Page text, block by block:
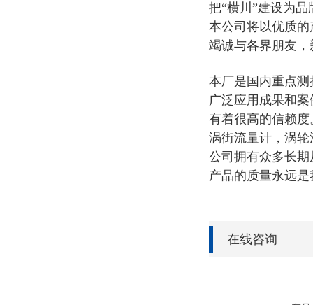
把“横川”建设为品
本公司将以优质
竭诚与各界朋友
本厂是国内重点
广泛应用成果和
有着很高的信赖
涡街流量计，涡
公司拥有众多长
产品的质量永远
在线咨询